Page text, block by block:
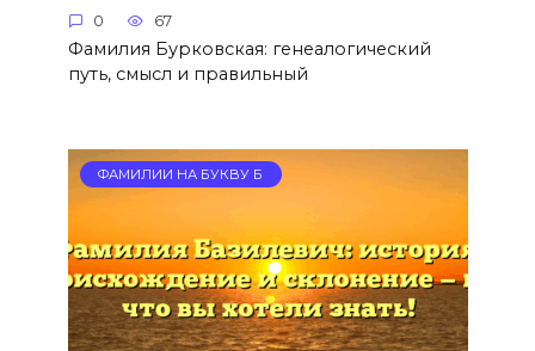
0 67
Фамилия Бурковская: генеалогический
путь, смысл и правильный
ФАМИЛИИ НА БУКВУ Б